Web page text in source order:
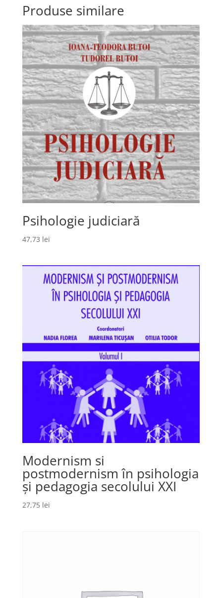
Produse similare
Psihologie judiciară
47,73 lei
Modernism si
postmodernism în psihologia
și pedagogia secolului XXI
27,75 lei